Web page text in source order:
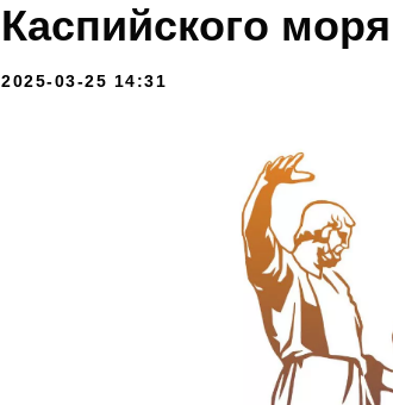
Каспийского моря
2025-03-25 14:31